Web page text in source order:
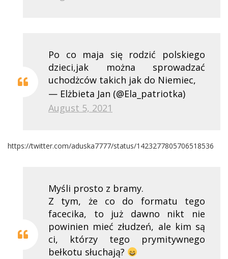
Po co maja się rodzić polskiego
dzieci,jak można sprowadzać
uchodżców takich jak do Niemiec,
— Elżbieta Jan (@Ela_patriotka)
August 5, 2021
https://twitter.com/aduska7777/status/1423277805706518536
Myśli prosto z bramy.
Z tym, że co do formatu tego
facecika, to już dawno nikt nie
powinien mieć złudzeń, ale kim są
ci, którzy tego prymitywnego
bełkotu słuchają?